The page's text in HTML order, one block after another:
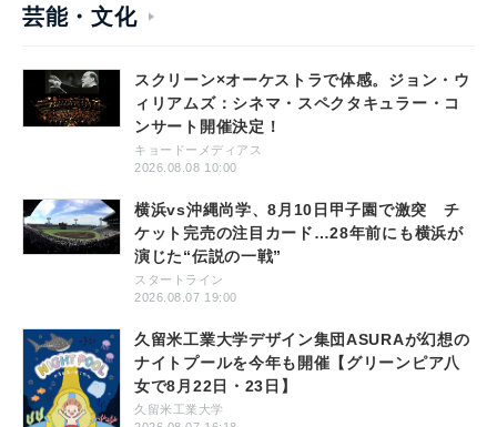
芸能・文化
スクリーン×オーケストラで体感。ジョン・ウ
ィリアムズ：シネマ・スペクタキュラー・コ
ンサート開催決定！
キョードーメディアス
2026.08.08 10:00
横浜vs沖縄尚学、8月10日甲子園で激突 チ
ケット完売の注目カード…28年前にも横浜が
演じた“伝説の一戦”
スタートライン
2026.08.07 19:00
久留米工業大学デザイン集団ASURAが幻想の
ナイトプールを今年も開催【グリーンピア八
女で8月22日・23日】
久留米工業大学